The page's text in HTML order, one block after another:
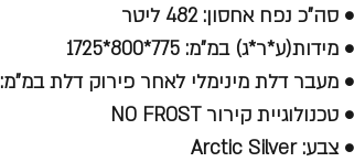
• סה"כ נפח אחסון: 482 ליטר
• מידות(ע*ר*ג) במ"מ: 775*800*1725
• מעבר דלת מינימלי לאחר פירוק דלת במ"מ: 650
• טכנולוגיית קירור NO FROST
• צבע: Arctic Silver